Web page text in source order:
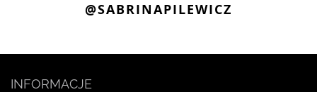
@SABRINAPILEWICZ
INFORMACJE